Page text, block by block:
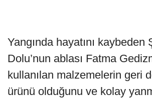
Yangında hayatını kaybeden
Dolu’nun ablası Fatma
kullanılan malzemelerin geri
ürünü olduğunu ve kolay